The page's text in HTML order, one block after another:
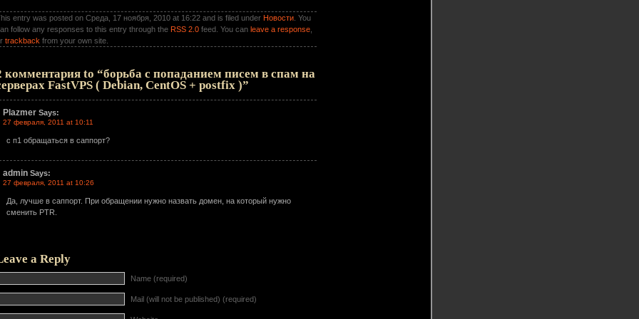
entry was posted on Среда, 17 ноября, 2010 at 16:22 and is filed under Новости . You
follow any responses to this entry through the RSS 2.0 feed. You can leave a response
trackback from your own site.
комментария to “борьба с попаданием писем в спам на
FastVPS ( Debian, CentOS + postfix )”
Plazmer Says:
27 февраля, 2011 at 10:11
с п1 обращаться в саппорт?
admin Says:
27 февраля, 2011 at 10:26
Да, лучше в саппорт. При обращении нужно назвать домен, на который нужно
сменить PTR.
a Reply
Name (required)
Mail (will not be published) (required)